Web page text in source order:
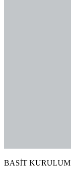
BASİT KURULUM